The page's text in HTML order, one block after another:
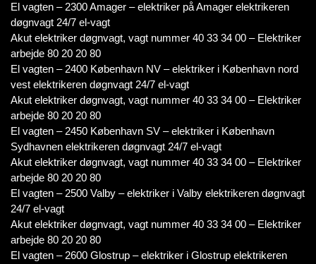
El vagten – 2300 Amager – elektriker på Amager elektrikeren
døgnvagt 24/7 el-vagt
Akut elektriker døgnvagt, vagt nummer 40 33 34 00 – Elektriker
arbejde 80 20 20 80
El vagten – 2400 København NV – elektriker i København nord
vest elektrikeren døgnvagt 24/7 el-vagt
Akut elektriker døgnvagt, vagt nummer 40 33 34 00 – Elektriker
arbejde 80 20 20 80
El vagten – 2450 København SV – elektriker i København
Sydhavnen elektrikeren døgnvagt 24/7 el-vagt
Akut elektriker døgnvagt, vagt nummer 40 33 34 00 – Elektriker
arbejde 80 20 20 80
El vagten – 2500 Valby – elektriker i Valby elektrikeren døgnvagt
24/7 el-vagt
Akut elektriker døgnvagt, vagt nummer 40 33 34 00 – Elektriker
arbejde 80 20 20 80
El vagten – 2600 Glostrup – elektriker i Glostrup elektrikeren